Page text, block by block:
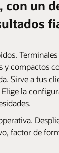
con un
y compactos
Sirve a tus
la
factor de